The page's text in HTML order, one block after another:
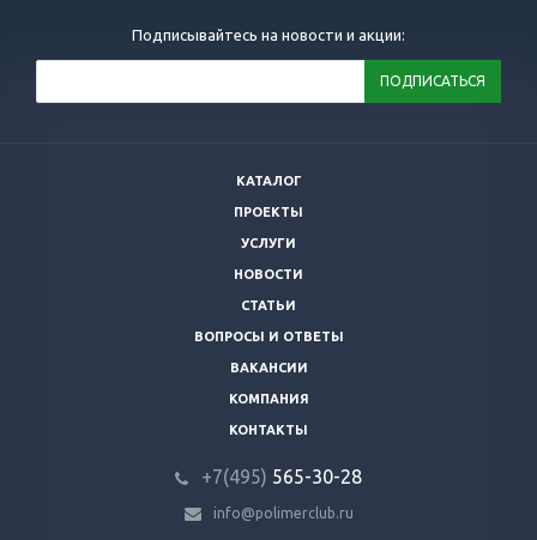
Подписывайтесь на новости и акции:
КАТАЛОГ
ПРОЕКТЫ
УСЛУГИ
НОВОСТИ
СТАТЬИ
ВОПРОСЫ И ОТВЕТЫ
ВАКАНСИИ
КОМПАНИЯ
КОНТАКТЫ
+7(495) 565-30-28
info@polimerclub.ru